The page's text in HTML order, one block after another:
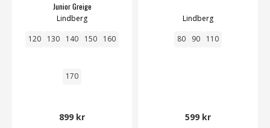
Junior Greige
Lindberg
120 130 140 150 160
170
899 kr
Lindberg
80 90 110
599 kr